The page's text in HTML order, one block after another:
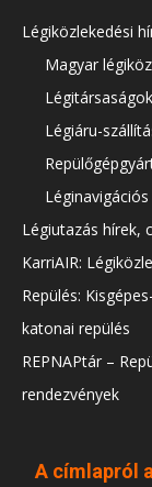
Légiközlekedési
Magyar
Légitársaságok
Légiáru-
Légiutazás hírek,
KarriAIR:
Repülés:
katonai repülés
REPNAPtár –
rendezvények
A címlapról